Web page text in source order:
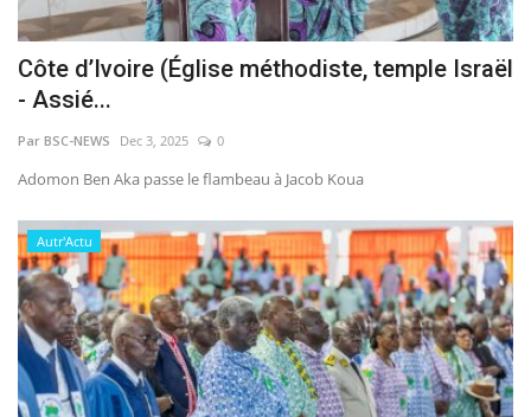
Business
Culture
Vidéos
Sublimes cerveaux
Sport
Autr'Actu
Côte d’Ivoire (Église méthodiste, temple Israël
- Assié...
Par BSC-NEWS Dec 3, 2025 0
Adomon Ben Aka passe le flambeau à Jacob Koua
Autr'Actu